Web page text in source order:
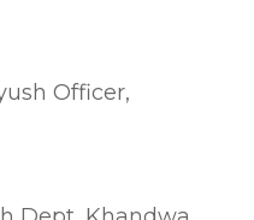
Officer,